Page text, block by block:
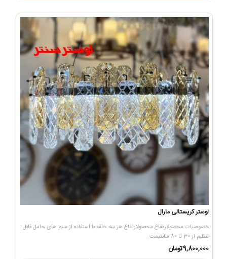
لوستر کریستالی مارال
خصوصیات محصولارتفاع محصولارتفاع هر سه حلقه با استفاده از سیم های حامل قابل
تنظیم از 30 تا 80 سانتیمت..
9,800,000تومان